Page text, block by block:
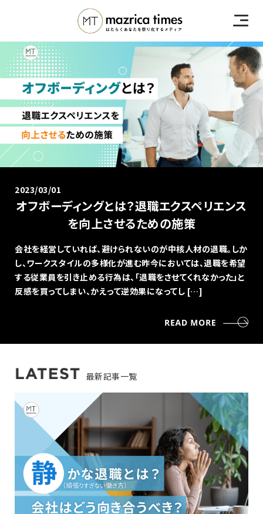
2023/03/01
オフボーディングとは？退職エクスペリエンス
を向上させるための施策
会社を経営していれば、避けられないのが中核人材の退職。しか
し、ワークスタイルの多様化が進む昨今においては、退職を希望
する従業員を引き止める行為は、「退職をさせてくれなかった」と
反感を買ってしまい、かえって逆効果になってし […]
最新記事一覧